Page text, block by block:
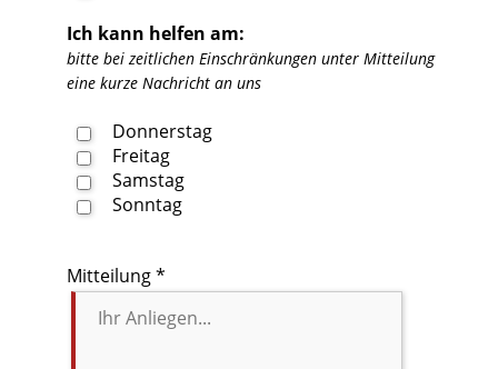
Ich kann helfen am:
bitte bei zeitlichen Einschränkungen unter Mitteilung
eine kurze Nachricht an uns
Donnerstag
Freitag
Samstag
Sonntag
Mitteilung *